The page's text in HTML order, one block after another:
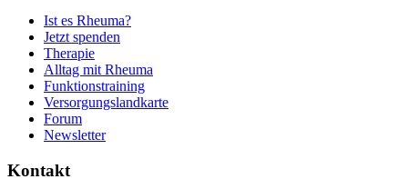
Ist es Rheuma?
Jetzt spenden
Therapie
Alltag mit Rheuma
Funktionstraining
Versorgungslandkarte
Forum
Newsletter
Kontakt